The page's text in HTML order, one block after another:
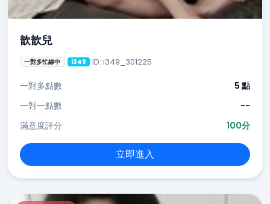
歆歆兒
一對多忙線中 i349 ID: i349_301225
一對多點數
5 點
一對一點數
--
滿意度評分
100分
立即進入